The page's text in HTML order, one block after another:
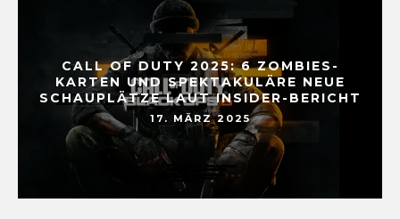
CALL OF DUTY 2025: 6 ZOMBIES-
KARTEN UND SPEKTAKULÄRE NEUE
SCHAUPLÄTZE LAUT INSIDER-BERICHT
17. MÄRZ 2025